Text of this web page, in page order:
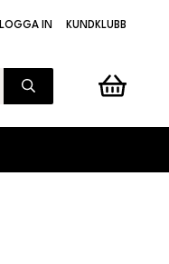
LOGGA IN KUNDKLUBB